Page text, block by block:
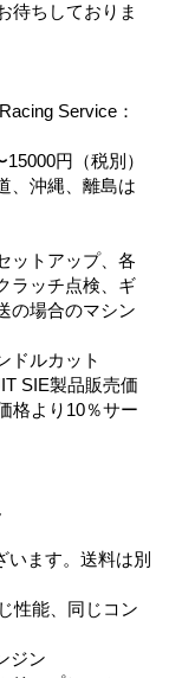
待ちしておりま
Service：
円（税別）
、沖縄、離島は
ットアップ、各
ラッチ点検、ギ
の場合のマシン
ドルカット
SIE製品販売価
格より10％サー
ます。送料は別
性能、同じコン
ジン